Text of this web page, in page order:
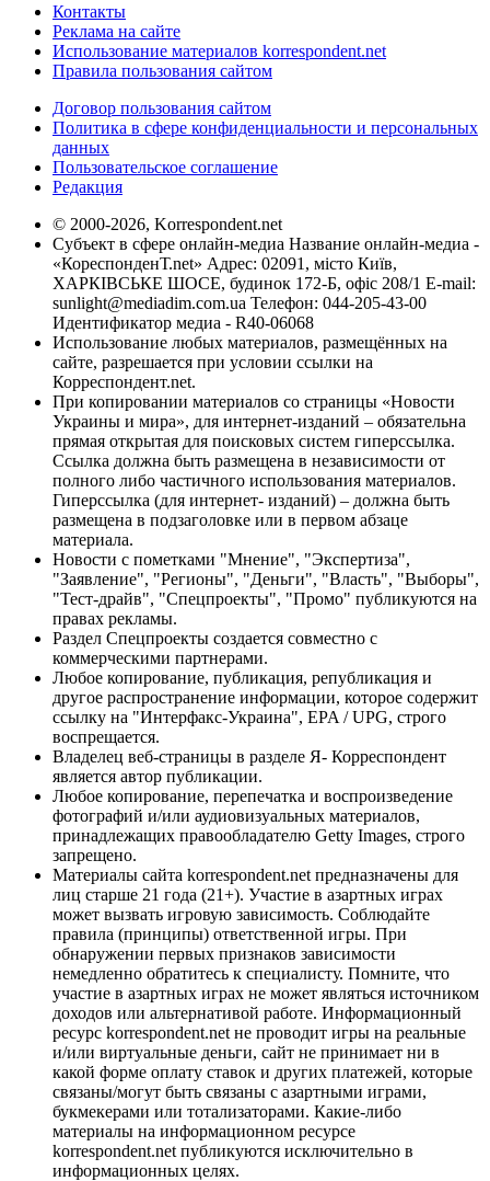
Контакты
Реклама на сайте
Использование материалов korrespondent.net
Правила пользования сайтом
Договор пользования сайтом
Политика в сфере конфиденциальности и персональных
данных
Пользовательское соглашение
Редакция
© 2000-2026, Korrespondent.net
Субъект в сфере онлайн-медиа Название онлайн-медиа -
«КореспонденТ.net» Адрес: 02091, місто Київ,
ХАРКІВСЬКЕ ШОСЕ, будинок 172-Б, офіс 208/1 E-mail:
sunlight@mediadim.com.ua Телефон: 044-205-43-00
Идентификатор медиа - R40-06068
Использование любых материалов, размещённых на
сайте, разрешается при условии ссылки на
Корреспондент.net.
При копировании материалов со страницы «Новости
Украины и мира», для интернет-изданий – обязательна
прямая открытая для поисковых систем гиперссылка.
Ссылка должна быть размещена в независимости от
полного либо частичного использования материалов.
Гиперссылка (для интернет- изданий) – должна быть
размещена в подзаголовке или в первом абзаце
материала.
Новости с пометками "Мнение", "Экспертиза",
"Заявление", "Регионы", "Деньги", "Власть", "Выборы",
"Тест-драйв", "Спецпроекты", "Промо" публикуются на
правах рекламы.
Раздел Спецпроекты создается совместно с
коммерческими партнерами.
Любое копирование, публикация, републикация и
другое распространение информации, которое содержит
ссылку на "Интерфакс-Украина", EPA / UPG, строго
воспрещается.
Владелец веб-страницы в разделе Я- Корреспондент
является автор публикации.
Любое копирование, перепечатка и воспроизведение
фотографий и/или аудиовизуальных материалов,
принадлежащих правообладателю Getty Images, строго
запрещено.
Материалы сайта korrespondent.net предназначены для
лиц старше 21 года (21+). Участие в азартных играх
может вызвать игровую зависимость. Соблюдайте
правила (принципы) ответственной игры. При
обнаружении первых признаков зависимости
немедленно обратитесь к специалисту. Помните, что
участие в азартных играх не может являться источником
доходов или альтернативой работе. Информационный
ресурс korrespondent.net не проводит игры на реальные
и/или виртуальные деньги, сайт не принимает ни в
какой форме оплату ставок и других платежей, которые
связаны/могут быть связаны с азартными играми,
букмекерами или тотализаторами. Какие-либо
материалы на информационном ресурсе
korrespondent.net публикуются исключительно в
информационных целях.